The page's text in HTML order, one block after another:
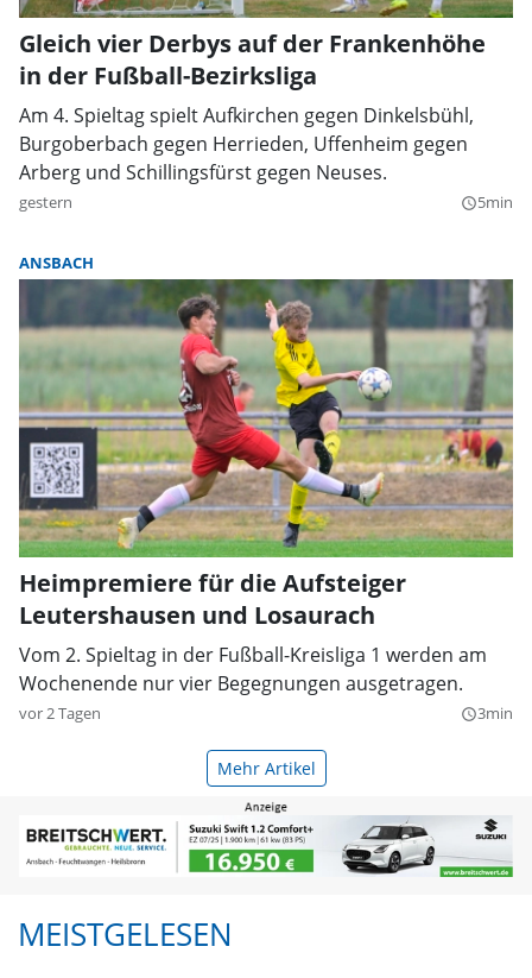
Gleich vier Derbys auf der Frankenhöhe
in der Fußball-Bezirksliga
Am 4. Spieltag spielt Aufkirchen gegen Dinkelsbühl,
Burgoberbach gegen Herrieden, Uffenheim gegen
Arberg und Schillingsfürst gegen Neuses.
gestern query_builder5min
ANSBACH
Heimpremiere für die Aufsteiger
Leutershausen und Losaurach
Vom 2. Spieltag in der Fußball-Kreisliga 1 werden am
Wochenende nur vier Begegnungen ausgetragen.
vor 2 Tagen query_builder3min
Mehr Artikel
MEISTGELESEN